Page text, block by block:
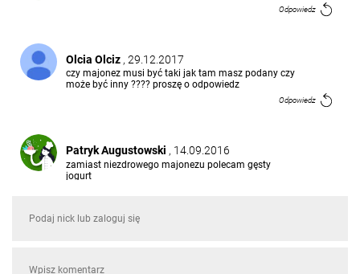
Odpowiedz
Olcia Olciz , 29.12.2017
czy majonez musi być taki jak tam masz podany czy
może być inny ???? proszę o odpowiedz
Odpowiedz
Patryk Augustowski , 14.09.2016
zamiast niezdrowego majonezu polecam gęsty
jogurt